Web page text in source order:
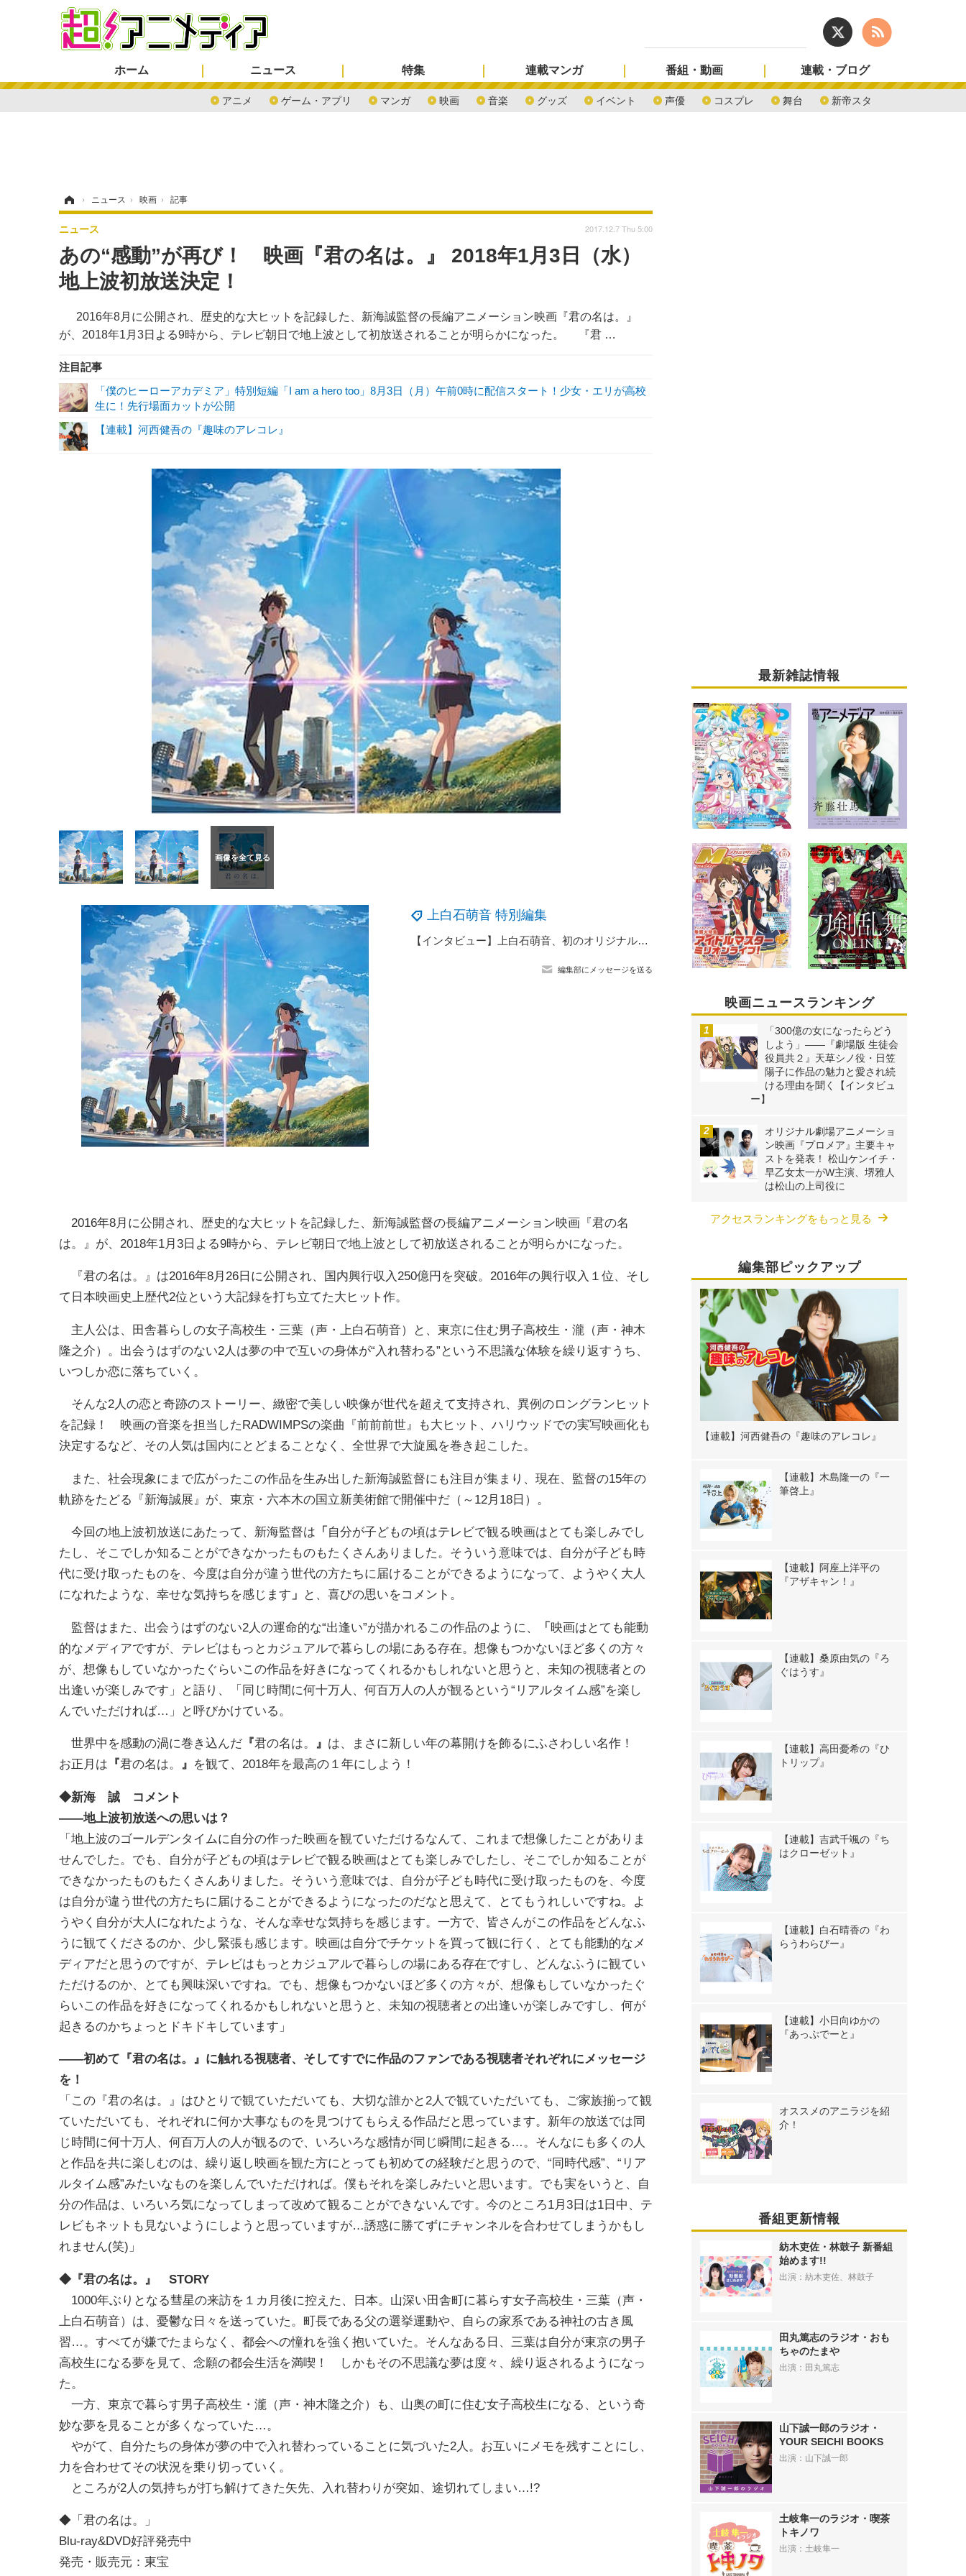
ホーム ニュース
アニメ ゲーム・アプリ マンガ 映画 音楽 グッズ イベント 声優 コスプレ 舞台 新帝スタ
特集 連載マンガ 番組・動画 連載・ブログ
› ニュース › 映画 › 記事
あの“感動”が再び！ 映画『君の名は。』 2018年1月3日（水）
地上波初放送決定！
2016年8月に公開され、歴史的な大ヒットを記録した、新海誠監督の長編アニメーション映画『君の名は。』
が、2018年1月3日よる9時から、テレビ朝日で地上波として初放送されることが明らかになった。 『君 …
ニュース 2017.12.7 Thu 5:00
注目記事
「僕のヒーローアカデミア」特別短編「I am a hero too」8月3日（月）午前0時に配信スタート！少女・エリが高校
生に！先行場面カットが公開
【連載】河西健吾の『趣味のアレコレ』
上白石萌音 特別編集
【インタビュー】上白石萌音、初のオリジナルアルバム『and…』発売に「今の自分にしかできないベストを尽くしました！」
編集部にメッセージを送る
2016年8月に公開され、歴史的な大ヒットを記録した、新海誠監督の長編アニメーション映画『君の名
は。』が、2018年1月3日よる9時から、テレビ朝日で地上波として初放送されることが明らかになった。
『君の名は。』は2016年8月26日に公開され、国内興行収入250億円を突破。2016年の興行収入１位、そし
て日本映画史上歴代2位という大記録を打ち立てた大ヒット作。
主人公は、田舎暮らしの女子高校生・三葉（声・上白石萌音）と、東京に住む男子高校生・瀧（声・神木
隆之介）。出会うはずのない2人は夢の中で互いの身体が“入れ替わる”という不思議な体験を繰り返すうち、
いつしか恋に落ちていく。
そんな2人の恋と奇跡のストーリー、緻密で美しい映像が世代を超えて支持され、異例のロングランヒット
を記録！ 映画の音楽を担当したRADWIMPSの楽曲『前前前世』も大ヒット、ハリウッドでの実写映画化も
決定するなど、その人気は国内にとどまることなく、全世界で大旋風を巻き起こした。
また、社会現象にまで広がったこの作品を生み出した新海誠監督にも注目が集まり、現在、監督の15年の
軌跡をたどる『新海誠展』が、東京・六本木の国立新美術館で開催中だ（～12月18日）。
今回の地上波初放送にあたって、新海監督は 「 自分が子どもの頃はテレビで観る映画はとても楽しみでし
たし、そこでしか知ることができなかったものもたくさんありました。そういう意味では、自分が子ども時
代に受け取ったものを、今度は自分が違う世代の方たちに届けることができるようになって、ようやく大人
になれたような、幸せな気持ちを感じます 」 と、喜びの思いをコメント。
監督はまた、出会うはずのない2人の運命的な“出逢い”が描かれるこの作品のように、 「 映画はとても能動
的なメディアですが、テレビはもっとカジュアルで暮らしの場にある存在。想像もつかないほど多くの方々
が、想像もしていなかったぐらいこの作品を好きになってくれるかもしれないと思うと、未知の視聴者との
出逢いが楽しみです」と語り、「同じ時間に何十万人、何百万人の人が観るという“リアルタイム感”を楽し
んでいただければ…」と呼びかけている。
世界中を感動の渦に巻き込んだ 『君の名は。 』 は、まさに新しい年の幕開けを飾るにふさわしい名作！
お正月は 『君の名は。 』 を観て、2018年を最高の１年にしよう！
◆新海 誠 コメント
――地上波初放送への思いは？
「地上波のゴールデンタイムに自分の作った映画を観ていただけるなんて、これまで想像したことがありま
せんでした。でも、自分が子どもの頃はテレビで観る映画はとても楽しみでしたし、そこでしか知ることが
できなかったものもたくさんありました。そういう意味では、自分が子ども時代に受け取ったものを、今度
は自分が違う世代の方たちに届けることができるようになったのだなと思えて、とてもうれしいですね。よ
うやく自分が大人になれたような、そんな幸せな気持ちを感じます。一方で、皆さんがこの作品をどんなふ
うに観てくださるのか、少し緊張も感じます。映画は自分でチケットを買って観に行く、とても能動的なメ
ディアだと思うのですが、テレビはもっとカジュアルで暮らしの場にある存在ですし、どんなふうに観てい
ただけるのか、とても興味深いですね。でも、想像もつかないほど多くの方々が、想像もしていなかったぐ
らいこの作品を好きになってくれるかもしれないと思うと、未知の視聴者との出逢いが楽しみですし、何が
起きるのかちょっとドキドキしています」
――初めて『君の名は。』に触れる視聴者、そしてすでに作品のファンである視聴者それぞれにメッセージ
を！
「この『君の名は。』はひとりで観ていただいても、大切な誰かと2人で観ていただいても、ご家族揃って観
ていただいても、それぞれに何か大事なものを見つけてもらえる作品だと思っています。新年の放送では同
じ時間に何十万人、何百万人の人が観るので、いろいろな感情が同じ瞬間に起きる…。そんなにも多くの人
と作品を共に楽しむのは、繰り返し映画を観た方にとっても初めての経験だと思うので、“同時代感”、“リア
ルタイム感”みたいなものを楽しんでいただければ。僕もそれを楽しみたいと思います。でも実をいうと、自
分の作品は、いろいろ気になってしまって改めて観ることができないんです。今のところ1月3日は1日中、テ
レビもネットも見ないようにしようと思っていますが…誘惑に勝てずにチャンネルを合わせてしまうかもし
れません(笑)」
◆『君の名は。』 STORY
1000年ぶりとなる彗星の来訪を１カ月後に控えた、日本。山深い田舎町に暮らす女子高校生・三葉（声・
上白石萌音）は、憂鬱な日々を送っていた。町長である父の選挙運動や、自らの家系である神社の古き風
習…。すべてが嫌でたまらなく、都会への憧れを強く抱いていた。そんなある日、三葉は自分が東京の男子
高校生になる夢を見て、念願の都会生活を満喫！ しかもその不思議な夢は度々、繰り返されるようになっ
た。
一方、東京で暮らす男子高校生・瀧（声・神木隆之介）も、山奥の町に住む女子高校生になる、という奇
妙な夢を見ることが多くなっていた…。
やがて、自分たちの身体が夢の中で入れ替わっていることに気づいた2人。お互いにメモを残すことにし、
力を合わせてその状況を乗り切っていく。
ところが2人の気持ちが打ち解けてきた矢先、入れ替わりが突如、途切れてしまい…!?
◆「君の名は。」
Blu-ray&DVD好評発売中
発売・販売元：東宝
最新雑誌情報
映画ニュースランキング
「300億の女になったらどう
しよう」――『劇場版 生徒会
役員共２』天草シノ役・日笠
陽子に作品の魅力と愛され続
ける理由を聞く【インタビュ
ー】
オリジナル劇場アニメーショ
ン映画『プロメア』主要キャ
ストを発表！ 松山ケンイチ・
早乙女太一がW主演、堺雅人
は松山の上司役に
アクセスランキングをもっと見る
編集部ピックアップ
【連載】河西健吾の『趣味のアレコレ』
【連載】木島隆一の『一
筆啓上』
【連載】阿座上洋平の
『アザキャン！』
【連載】桑原由気の『ろ
ぐはうす』
【連載】高田憂希の『ひ
トリップ』
【連載】吉武千颯の『ち
はクローゼット』
【連載】白石晴香の『わ
らうわらびー』
【連載】小日向ゆかの
『あっぷでーと』
オススメのアニラジを紹
介！
番組更新情報
紡木吏佐・林鼓子 新番組
始めます!!
出演：紡木吏佐、林鼓子
田丸篤志のラジオ・おも
ちゃのたまや
出演：田丸篤志
山下誠一郎のラジオ・
YOUR SEICHI BOOKS
出演：山下誠一郎
土岐隼一のラジオ・喫茶
トキノワ
出演：土岐隼一